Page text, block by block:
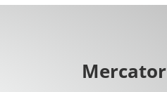
Mercator